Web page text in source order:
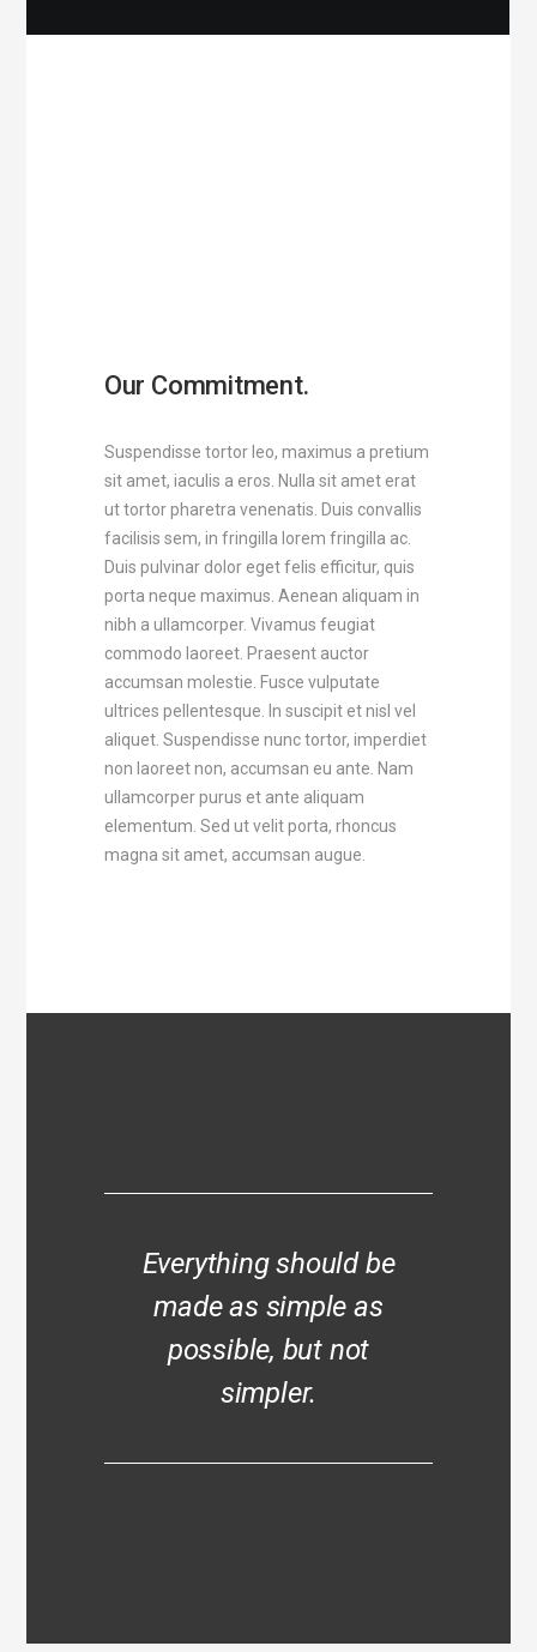
Our Commitment.
Suspendisse tortor leo, maximus a pretium
sit amet, iaculis a eros. Nulla sit amet erat
ut tortor pharetra venenatis. Duis convallis
facilisis sem, in fringilla lorem fringilla ac.
Duis pulvinar dolor eget felis efficitur, quis
porta neque maximus. Aenean aliquam in
nibh a ullamcorper. Vivamus feugiat
commodo laoreet. Praesent auctor
accumsan molestie. Fusce vulputate
ultrices pellentesque. In suscipit et nisl vel
aliquet. Suspendisse nunc tortor, imperdiet
non laoreet non, accumsan eu ante. Nam
ullamcorper purus et ante aliquam
elementum. Sed ut velit porta, rhoncus
magna sit amet, accumsan augue.
Everything should be
made as simple as
possible, but not
simpler.